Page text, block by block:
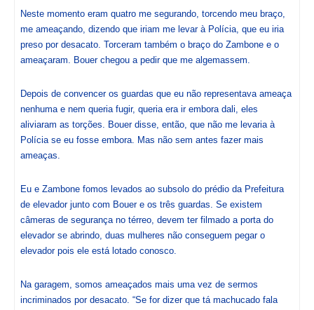
Neste momento eram quatro me segurando, torcendo meu braço,
me ameaçando, dizendo que iriam me levar à Polícia, que eu iria
preso por desacato. Torceram também o braço do Zambone e o
ameaçaram. Bouer chegou a pedir que me algemassem.
Depois de convencer os guardas que eu não representava ameaça
nenhuma e nem queria fugir, queria era ir embora dali, eles
aliviaram as torções. Bouer disse, então, que não me levaria à
Polícia se eu fosse embora. Mas não sem antes fazer mais
ameaças.
Eu e Zambone fomos levados ao subsolo do prédio da Prefeitura
de elevador junto com Bouer e os três guardas. Se existem
câmeras de segurança no térreo, devem ter filmado a porta do
elevador se abrindo, duas mulheres não conseguem pegar o
elevador pois ele está lotado conosco.
Na garagem, somos ameaçados mais uma vez de sermos
incriminados por desacato. “Se for dizer que tá machucado fala